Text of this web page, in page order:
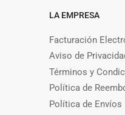
LA EMPRESA
Facturación
Aviso de
Términos y
Política de
Política de Envíos